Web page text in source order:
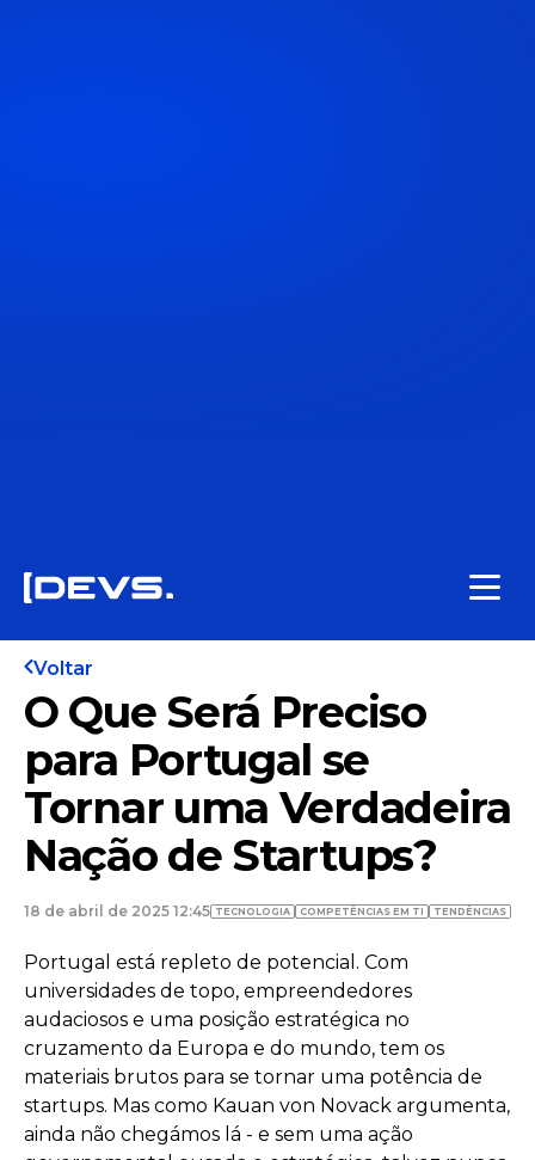
Voltar
O Que Será Preciso
para Portugal se
Tornar uma Verdadeira
Nação de Startups?
18 de abril de 2025 12:45 TECNOLOGIA COMPETÊNCIAS EM TI TENDÊNCIAS
Portugal está repleto de potencial. Com
universidades de topo, empreendedores
audaciosos e uma posição estratégica no
cruzamento da Europa e do mundo, tem os
materiais brutos para se tornar uma potência de
startups. Mas como Kauan von Novack argumenta,
ainda não chegámos lá - e sem uma ação